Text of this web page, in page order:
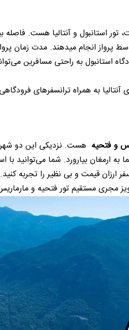
تور استانبول و آنتالیا هست.
استانبول به راحتی مسافرین
به همراه ترانسفرهای
و فتحیه هست. نزدیکی این دو